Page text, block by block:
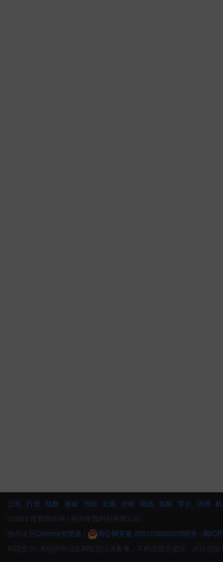
公司 行业 指数 基金 市场 宏观 分析 筛选 策略 常识 研报
©2023 投资数据网 | 福州常数科技有限公司
推荐使用 Chrome浏览器 闽公网安备 35010302000550号
闽
风险提示: 本站所有信息和数据仅供参考，不构成投资建议，对任何